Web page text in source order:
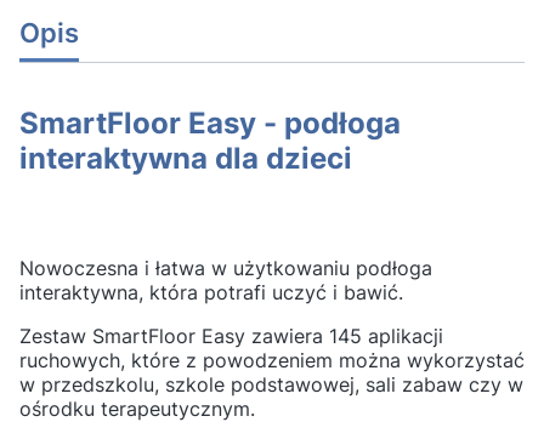
Opis
SmartFloor Easy - podłoga
interaktywna dla dzieci
Nowoczesna i łatwa w użytkowaniu podłoga
interaktywna, która potrafi uczyć i bawić.
Zestaw SmartFloor Easy zawiera 145 aplikacji
ruchowych, które z powodzeniem można wykorzystać
w przedszkolu, szkole podstawowej, sali zabaw czy w
ośrodku terapeutycznym.